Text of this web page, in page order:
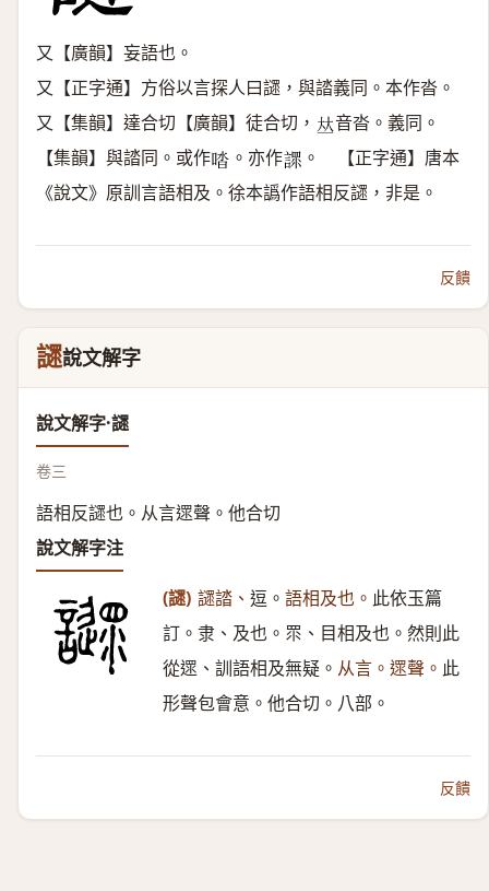
又【廣韻】妄語也。
又【正字通】方俗以言探人曰䜚，與誻義同。本作沓。
又【集韻】達合切【廣韻】徒合切， 𠀤音沓。義同。
【集韻】與誻同。或作𠴲 。亦作𧪟 。 【正字通】唐本
《說文》原訓言語相及。徐本譌作語相反䜚，非是。
反饋
䜚說文解字
說文解字·䜚
卷三
語相反䜚也。从言遝聲。他合切
說文解字注
(䜚) 䜚誻、 逗。 語相及也。 此依玉篇
訂。隶、及也。眔、目相及也。然則此
從遝、訓語相及無疑。 从言。遝聲。 此
形聲包會意。他合切。八部。
反饋